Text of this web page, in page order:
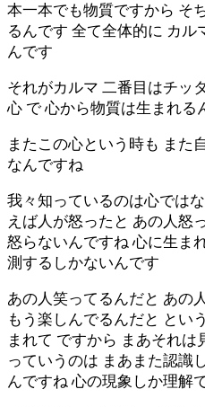
本一本でも物質ですから そ
るんです 全て全体的に カ
んです
それがカルマ 二番目はチッ
心 で 心から物質は生まれる
またこの心という時も また
なんですね
我々知っているのは心では
えば人が怒ったと あの人怒
怒らないんですね 心に生ま
測するしかないんです
あの人笑ってるんだと あの
もう楽しんでるんだと とい
まれて ですから まあそれ
っていうのは まあまた認識
んですね 心の現象しか理解